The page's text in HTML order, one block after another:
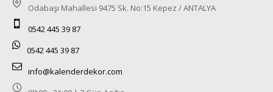
Odabaşı Mahallesi 9475 Sk. No:15 Kepez / ANTALYA
0542 445 39 87
0542 445 39 87
info@kalenderdekor.com